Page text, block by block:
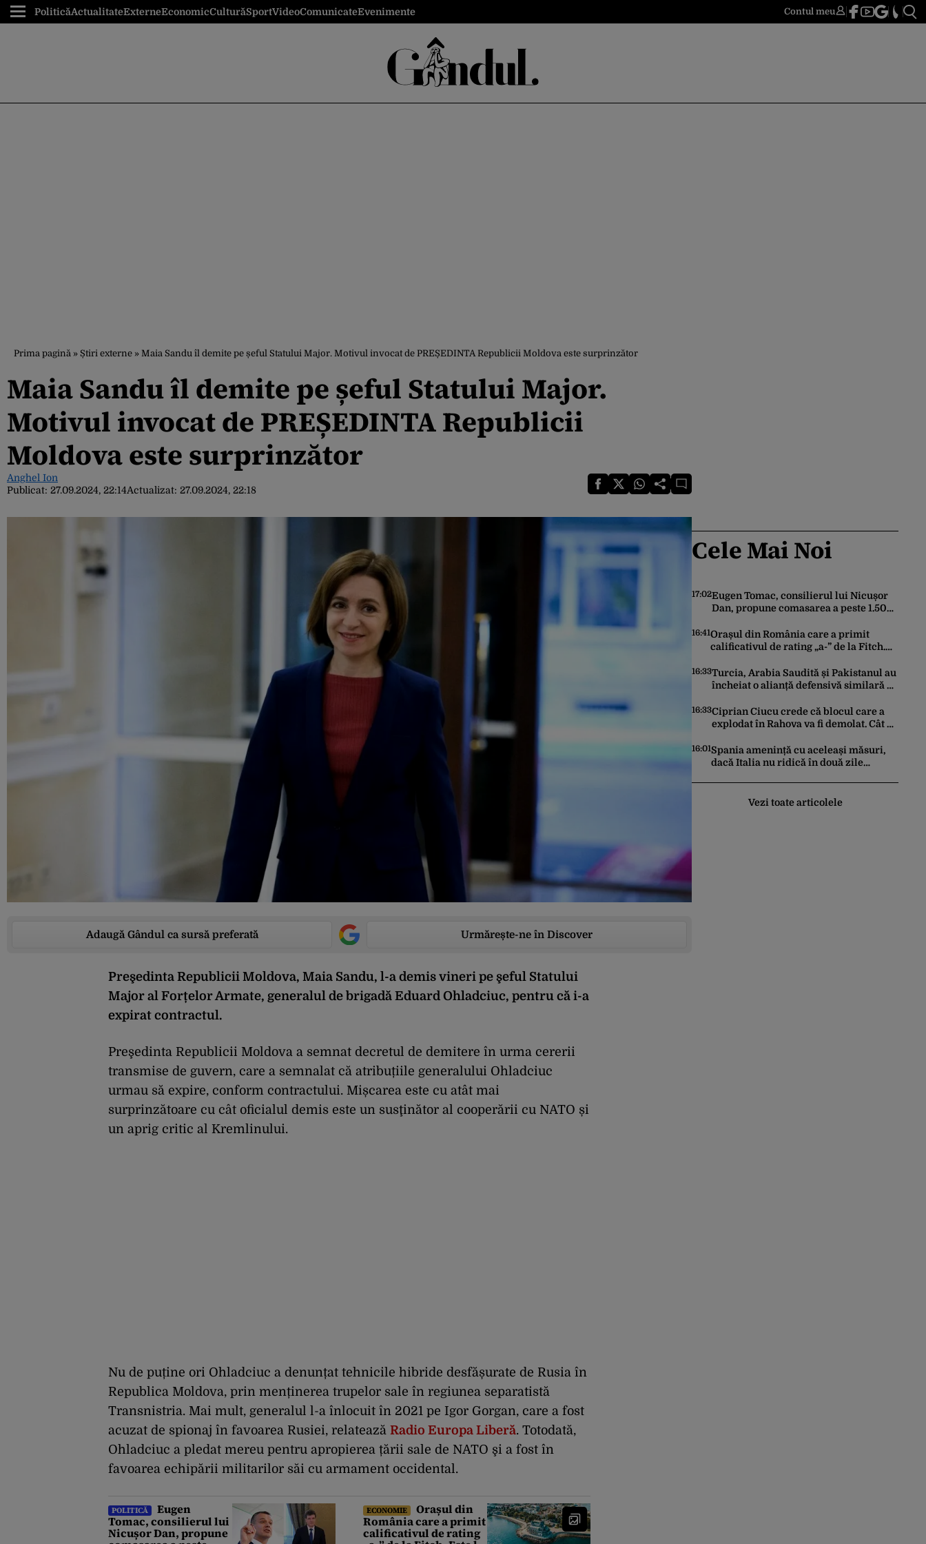
PoliticăActualitateExterneEconomicCulturăSportVideoComunicateEvenimente Contul meu
Prima pagină » Știri externe » Maia Sandu îl demite pe șeful Statului Major. Motivul invocat de PREȘEDINTA Republicii Moldova este surprinzător
Maia Sandu îl demite pe șeful Statului Major.
Motivul invocat de PREȘEDINTA Republicii
Moldova este surprinzător
Anghel Ion
Publicat: 27.09.2024, 22:14Actualizat: 27.09.2024, 22:18
Adaugă Gândul ca sursă preferată Urmărește-ne în Discover
Preşedinta Republicii Moldova, Maia Sandu, l-a demis vineri pe şeful Statului
Major al Forțelor Armate, generalul de brigadă Eduard Ohladciuc, pentru că i-a
expirat contractul.
Preşedinta Republicii Moldova a semnat decretul de demitere în urma cererii
transmise de guvern, care a semnalat că atribuțiile generalului Ohladciuc
urmau să expire, conform contractului. Mișcarea este cu atât mai
surprinzătoare cu cât oficialul demis este un susţinător al cooperării cu NATO și
un aprig critic al Kremlinului.
Nu de puține ori Ohladciuc a denunțat tehnicile hibride desfășurate de Rusia în
Republica Moldova, prin menținerea trupelor sale în regiunea separatistă
Transnistria. Mai mult, generalul l-a înlocuit în 2021 pe Igor Gorgan, care a fost
acuzat de spionaj în favoarea Rusiei, relatează Radio Europa Liberă. Totodată,
Ohladciuc a pledat mereu pentru apropierea țării sale de NATO şi a fost în
favoarea echipării militarilor săi cu armament occidental.
POLITICĂ
Eugen
Tomac, consilierul lui
Nicușor Dan, propune
ECONOMIE
Orașul din
România care a primit
calificativul de rating
Cele Mai Noi
17:02Eugen Tomac, consilierul lui Nicușor
Dan, propune comasarea a peste 1.500
administrativă a județelor
16:41Orașul din România care a primit
calificativul de rating „a-” de la Fitch.
Israel
16:33Turcia, Arabia Saudită și Pakistanul au
încheiat o alianță defensivă similară cu
conflictelor din Orientul Mijlociu
16:33Ciprian Ciucu crede că blocul care a
explodat în Rahova va fi demolat. Cât ar
16:01Spania amenință cu aceleași măsuri,
dacă Italia nu ridică în două zile
Vezi toate articolele